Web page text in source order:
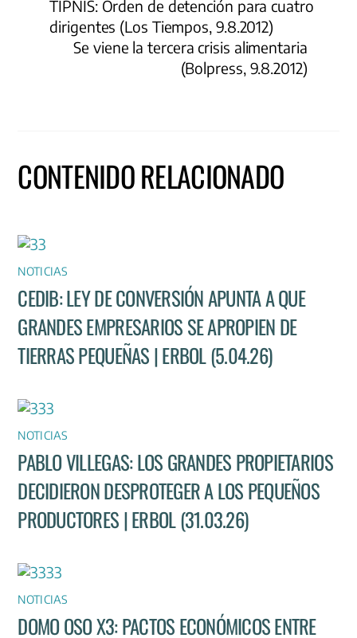
TIPNIS: Orden de detención para cuatro
dirigentes (Los Tiempos, 9.8.2012)
Se viene la tercera crisis alimentaria
(Bolpress, 9.8.2012)
CONTENIDO RELACIONADO
NOTICIAS
CEDIB: LEY DE CONVERSIÓN APUNTA A QUE
GRANDES EMPRESARIOS SE APROPIEN DE
TIERRAS PEQUEÑAS | ERBOL (5.04.26)
NOTICIAS
PABLO VILLEGAS: LOS GRANDES PROPIETARIOS
DECIDIERON DESPROTEGER A LOS PEQUEÑOS
PRODUCTORES | ERBOL (31.03.26)
NOTICIAS
DOMO OSO X3: PACTOS ECONÓMICOS ENTRE